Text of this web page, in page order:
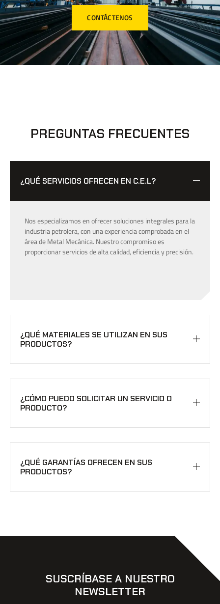
CONTÁCTENOS
PREGUNTAS FRECUENTES
¿QUÉ SERVICIOS OFRECEN EN C.E.L?
Nos especializamos en ofrecer soluciones integrales para la
industria petrolera, con una experiencia comprobada en el
área de Metal Mecánica. Nuestro compromiso es
proporcionar servicios de alta calidad, eficiencia y precisión.
¿QUÉ MATERIALES SE UTILIZAN EN SUS
PRODUCTOS?
¿CÓMO PUEDO SOLICITAR UN SERVICIO O
PRODUCTO?
¿QUÉ GARANTÍAS OFRECEN EN SUS
PRODUCTOS?
SUSCRÍBASE A NUESTRO
NEWSLETTER